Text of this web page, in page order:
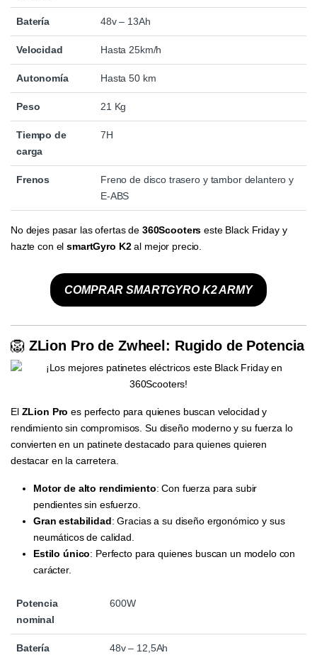
Batería 48v – 13Ah
Velocidad Hasta 25km/h
Autonomía Hasta 50 km
Peso 21 Kg
Tiempo de
carga
7H
Frenos
Freno de disco trasero y tambor delantero y
E-ABS
No dejes pasar las ofertas de 360Scooters este Black Friday y
hazte con elsmartGyro K2al mejor precio.
COMPRAR SMARTGYRO K2 ARMY
🦁 ZLion Pro de Zwheel: Rugido de Potencia
El ZLion Pro es perfecto para quienes buscan velocidad y
rendimiento sin compromisos. Su diseño moderno y su fuerza lo
convierten en un patinete destacado para quienes quieren
destacar en la carretera.
Motor de alto rendimiento: Con fuerza para subir
pendientes sin esfuerzo.
Gran estabilidad: Gracias a su diseño ergonómico y sus
neumáticos de calidad.
Estilo único: Perfecto para quienes buscan un modelo con
carácter.
Potencia
nominal
600W
Batería 48v – 12,5Ah